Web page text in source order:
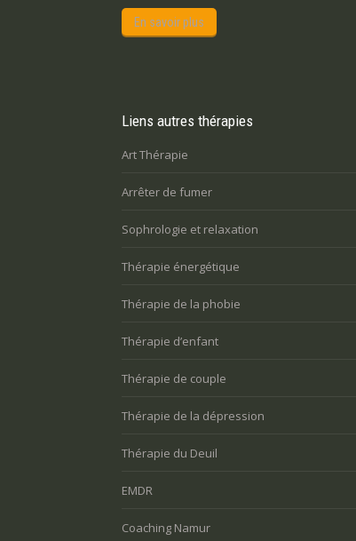
En savoir plus
Liens autres thérapies
Art Thérapie
Arrêter de fumer
Sophrologie et relaxation
Thérapie énergétique
Thérapie de la phobie
Thérapie d’enfant
Thérapie de couple
Thérapie de la dépression
Thérapie du Deuil
EMDR
Coaching Namur